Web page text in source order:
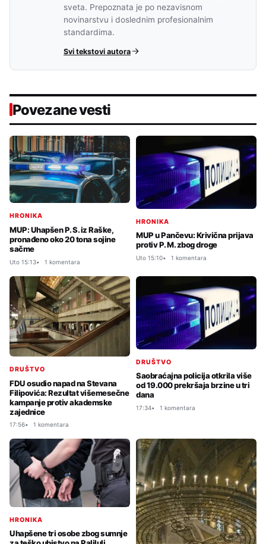
sveta. Prepoznata je po nezavisnom
novinarstvu i doslednim profesionalnim
standardima.
Svi tekstovi autora
Povezane vesti
HRONIKA
MUP: Uhapšen P. S. iz Raške,
pronađeno oko 20 tona sojine
sačme
Uto 15:13 1 komentara
HRONIKA
MUP u Pančevu: Krivična prijava
protiv P. M. zbog droge
Uto 15:10 1 komentara
DRUŠTVO
FDU osudio napad na Stevana
Filipovića: Rezultat višemesečne
kampanje protiv akademske
zajednice
17:56 1 komentara
DRUŠTVO
Saobraćajna policija otkrila više
od 19.000 prekršaja brzine u tri
dana
17:34 1 komentara
HRONIKA
Uhapšene tri osobe zbog sumnje